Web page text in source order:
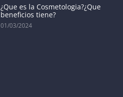
¿Que es la Cosmetologia?¿Que
beneficios tiene?
01/03/2024